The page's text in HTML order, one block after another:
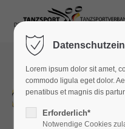
Lorem ipsum dolor sit amet,
commodo ligula eget dolor.
penatibus et magnis dis
Erforderlich*
Notwendige Cookies